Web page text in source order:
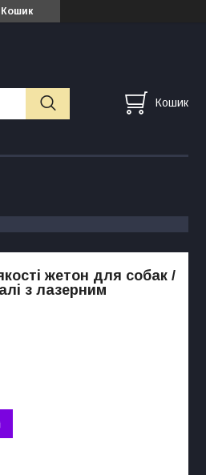
Кошик
Кошик
жетон для собак /
з лазерним